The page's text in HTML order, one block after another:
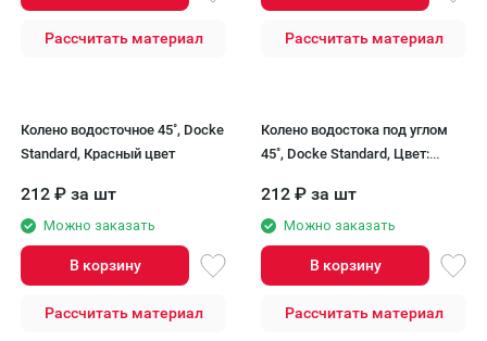
Рассчитать материал Рассчитать материал
Колено водосточное 45˚, Docke
Standard, Красный цвет
212 ₽ за шт
Можно заказать
В корзину
Рассчитать материал
Колено водостока под углом
45˚, Docke Standard, Цвет:
212 ₽ за шт
Можно заказать
В корзину
Рассчитать материал